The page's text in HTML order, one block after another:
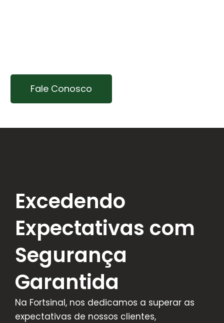
Fale Conosco
Excedendo
Expectativas com
Segurança
Garantida
Na Fortsinal, nos dedicamos a superar as
expectativas de nossos clientes,